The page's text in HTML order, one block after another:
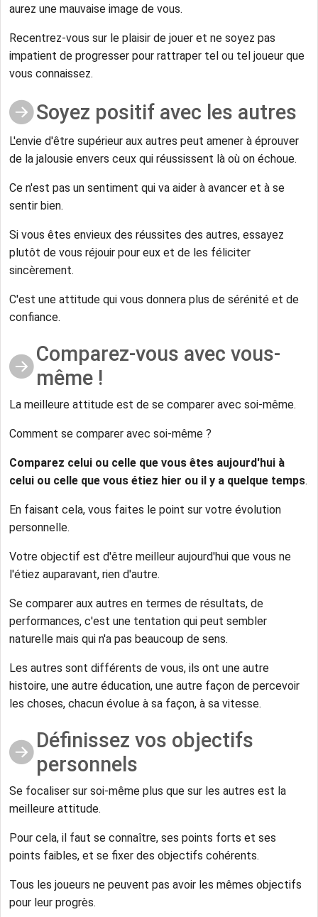
aurez une mauvaise image de vous.
Recentrez-vous sur le plaisir de jouer et ne soyez pas
impatient de progresser pour rattraper tel ou tel joueur que
vous connaissez.
Soyez positif avec les autres
L'envie d'être supérieur aux autres peut amener à éprouver
de la jalousie envers ceux qui réussissent là où on échoue.
Ce n'est pas un sentiment qui va aider à avancer et à se
sentir bien.
Si vous êtes envieux des réussites des autres, essayez
plutôt de vous réjouir pour eux et de les féliciter
sincèrement.
C'est une attitude qui vous donnera plus de sérénité et de
confiance.
Comparez-vous avec vous-
même !
La meilleure attitude est de se comparer avec soi-même.
Comment se comparer avec soi-même ?
Comparez celui ou celle que vous êtes aujourd'hui à
celui ou celle que vous étiez hier ou il y a quelque temps.
En faisant cela, vous faites le point sur votre évolution
personnelle.
Votre objectif est d'être meilleur aujourd'hui que vous ne
l'étiez auparavant, rien d'autre.
Se comparer aux autres en termes de résultats, de
performances, c'est une tentation qui peut sembler
naturelle mais qui n'a pas beaucoup de sens.
Les autres sont différents de vous, ils ont une autre
histoire, une autre éducation, une autre façon de percevoir
les choses, chacun évolue à sa façon, à sa vitesse.
Définissez vos objectifs
personnels
Se focaliser sur soi-même plus que sur les autres est la
meilleure attitude.
Pour cela, il faut se connaître, ses points forts et ses
points faibles, et se fixer des objectifs cohérents.
Tous les joueurs ne peuvent pas avoir les mêmes objectifs
pour leur progrès.